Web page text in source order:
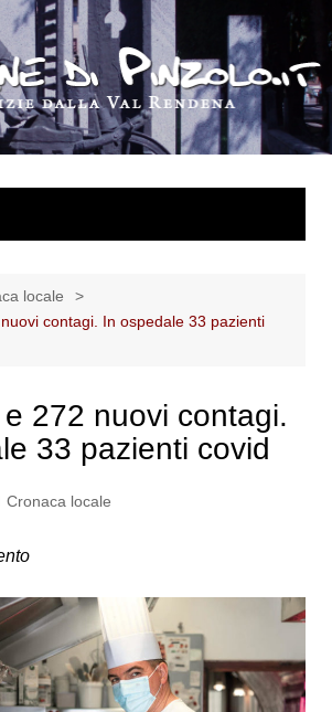
locale
contagi. In ospedale 33 pazienti
272 nuovi contagi.
33 pazienti covid
Cronaca locale